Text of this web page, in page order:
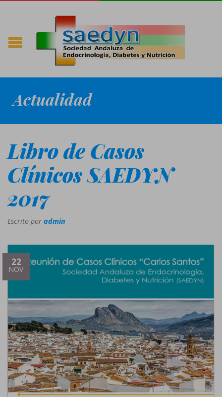
Actualidad
Libro de Casos
Clínicos SAEDYN
2017
Escrito por admin
22
NOV